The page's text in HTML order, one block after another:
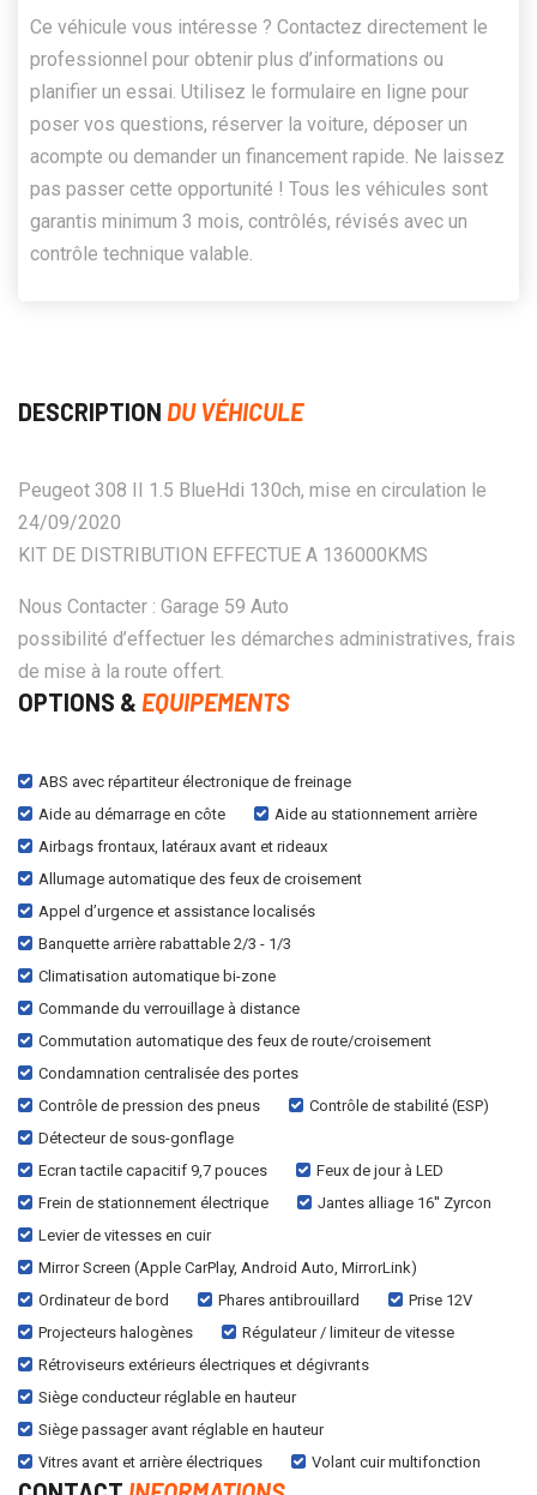
Ce véhicule vous intéresse ? Contactez directement le
professionnel pour obtenir plus d’informations ou
planifier un essai. Utilisez le formulaire en ligne pour
poser vos questions, réserver la voiture, déposer un
acompte ou demander un financement rapide. Ne laissez
pas passer cette opportunité ! Tous les véhicules sont
garantis minimum 3 mois, contrôlés, révisés avec un
contrôle technique valable.
DESCRIPTION DU VÉHICULE
Peugeot 308 II 1.5 BlueHdi 130ch, mise en circulation le
24/09/2020
KIT DE DISTRIBUTION EFFECTUE A 136000KMS
Nous Contacter : Garage 59 Auto
possibilité d’effectuer les démarches administratives, frais
de mise à la route offert.
OPTIONS & EQUIPEMENTS
ABS avec répartiteur électronique de freinage
Aide au démarrage en côte
Aide au stationnement arrière
Airbags frontaux, latéraux avant et rideaux
Allumage automatique des feux de croisement
Appel d’urgence et assistance localisés
Banquette arrière rabattable 2/3 - 1/3
Climatisation automatique bi-zone
Commande du verrouillage à distance
Commutation automatique des feux de route/croisement
Condamnation centralisée des portes
Contrôle de pression des pneus
Contrôle de stabilité (ESP)
Détecteur de sous-gonflage
Ecran tactile capacitif 9,7 pouces
Feux de jour à LED
Frein de stationnement électrique
Jantes alliage 16'' Zyrcon
Levier de vitesses en cuir
Mirror Screen (Apple CarPlay, Android Auto, MirrorLink)
Ordinateur de bord
Phares antibrouillard
Prise 12V
Projecteurs halogènes
Régulateur / limiteur de vitesse
Rétroviseurs extérieurs électriques et dégivrants
Siège conducteur réglable en hauteur
Siège passager avant réglable en hauteur
Vitres avant et arrière électriques
Volant cuir multifonction